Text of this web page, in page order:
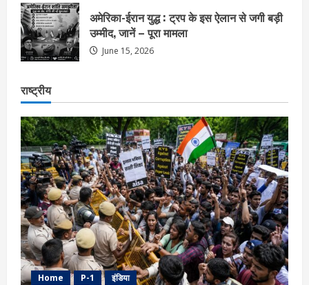
अमेरिका-ईरान युद्ध : ट्रप के इस ऐलान से जगी बड़ी
उम्मीद, जानें – पूरा मामला
June 15, 2026
राष्ट्रीय
Home P-1 इंडिया